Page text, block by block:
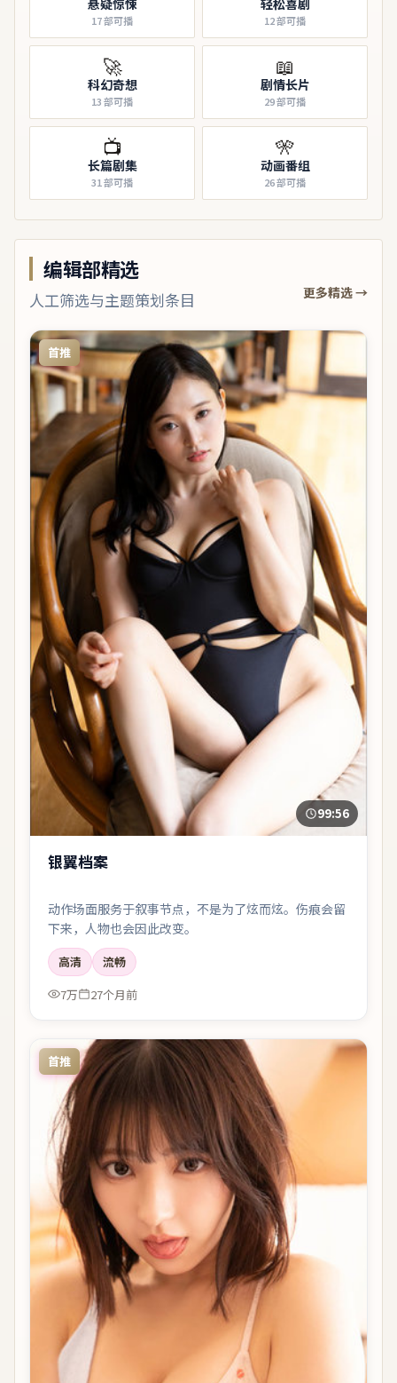
17部可播 12部可播
🚀
科幻奇想
13部可播
📖
剧情长片
29部可播
📺
长篇剧集
31部可播
🎌
动画番组
26部可播
编辑部精选
人工筛选与主题策划条目 更多精选 →
首推
99:56
银翼档案
动作场面服务于叙事节点，不是为了炫而炫。伤痕会留
下来，人物也会因此改变。
高清
流畅
7万
27个月前
首推